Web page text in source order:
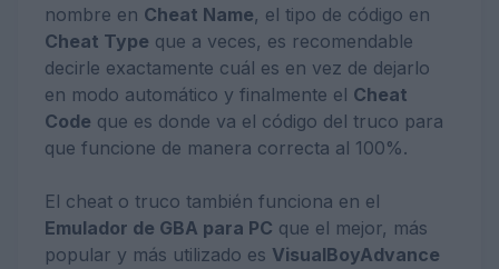
nombre en Cheat Name, el tipo de código en
Cheat Type que a veces, es recomendable
decirle exactamente cuál es en vez de dejarlo
en modo automático y finalmente el Cheat
Code que es donde va el código del truco para
que funcione de manera correcta al 100%.
El cheat o truco también funciona en el
Emulador de GBA para PC que el mejor, más
popular y más utilizado es VisualBoyAdvance